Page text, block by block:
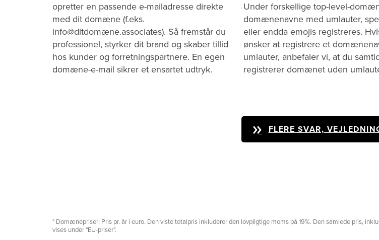
opretter en passende e-mailadresse direkte
med dit domæne (f.eks.
info@ditdomæne.associates). Så fremstår du
professionel, styrker dit brand og skaber tillid
hos kunder og forretningspartnere. En egen
domæne-e-mail sikrer et ensartet udtryk.
Under forskellige top-level-
domænenavne med umlauter,
eller endda emojis registreres.
ønsker at registrere et
umlauter, anbefaler vi, at du
registrerer domænet uden
FLERE SVAR,
* Domænepriser: Pris pr. år i euro. Den viste totalpris inkluderer den lovpligtige moms på 19%. Den samlede pris,
vises under "EU-priser".